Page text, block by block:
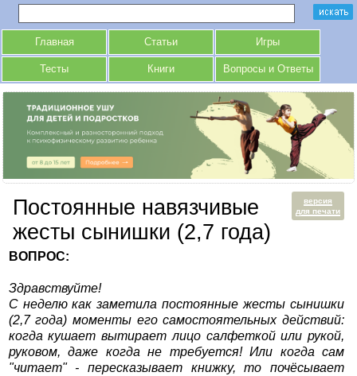
Главная Статьи Игры
Тесты Книги Вопросы и Ответы
версия
для печати
Постоянные навязчивые
жесты сынишки (2,7 года)
ВОПРОС:
Здравствуйте!
С неделю как заметила постоянные жесты сынишки
(2,7 года) моменты его самостоятельных действий:
когда кушает вытирает лицо салфеткой или рукой,
руковом, даже когда не требуется! Или когда сам
"читает" - пересказывает книжку, то почёсывает